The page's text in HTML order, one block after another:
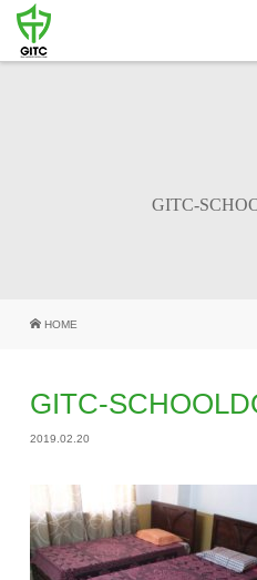
GITC-
HOME
GITC-
2019.02.20